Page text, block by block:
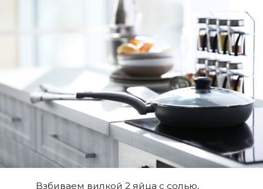
Взбиваем вилкой 2 яйца с солью,